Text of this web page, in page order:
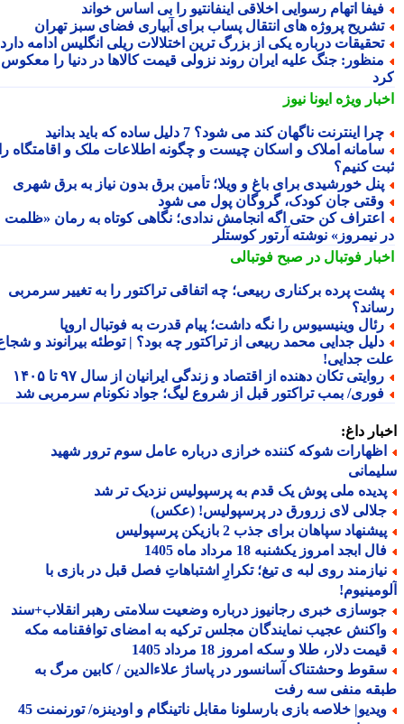
اتهام رسوایی اخلاقی اینفانتیو را بی اساس خواند
پروژه های انتقال پساب برای آبیاری فضای سبز تهران
درباره یکی از بزرگ ترین اختلالات ریلی انگلیس ادامه دارد
جنگ علیه ایران روند نزولی قیمت کالاها در دنیا را معکوس
ویژهایونا نیوز
اینترنت ناگهان کند می شود؟ 7 دلیل ساده که باید بدانید
املاک و اسکان چیست و چگونه اطلاعات ملک و اقامتگاه را
کنیم؟
خورشیدی برای باغ و ویلا؛ تأمین برق بدون نیاز به برق شهری
جان کودک، گروگان پول می شود
کن حتی اگه انجامش ندادی؛ نگاهی کوتاه به رمان «ظلمت
نیمروز» نوشته آرتور کوستلر
فوتبال در صبح فوتبالی
پرده برکناری ربیعی؛ چه اتفاقی تراکتور را به تغییر سرمربی
وینیسیوس را نگه داشت؛ پیام قدرت به فوتبال اروپا
جدایی محمد ربیعی از تراکتور چه بود؟ | توطئه بیرانوند و شجاع
جدایی!
تکان دهنده از اقتصاد و زندگی ایرانیان از سال ۹۷ تا ۱۴۰۵
بمب تراکتور قبل از شروع لیگ؛ جواد نکونام سرمربی شد
داغ:
شوکه کننده خرازی درباره عامل سوم ترور شهید
ملی پوش یک قدم به پرسپولیس نزدیک تر شد
لای زرورق در پرسپولیس! (عکس)
سپاهان برای جذب 2 بازیکن پرسپولیس
ابجد امروز یکشنبه 18 مرداد ماه 1405
روی لبه ی تیغ؛ تکرارِ اشتباهاتِ فصل قبل در بازی با
خبری رجانیوز درباره وضعیت سلامتی رهبر انقلاب+سند
عجیب نمایندگان مجلس ترکیه به امضای توافقنامه مکه
دلار، طلا و سکه امروز 18 مرداد 1405
وحشتناک آسانسور در پاساژ علاءالدین / کابین مرگ به
منفی سه رفت
ویدیو| خلاصه بازی بارسلونا مقابل ناتینگام و اودینزه/ تورنمنت 45